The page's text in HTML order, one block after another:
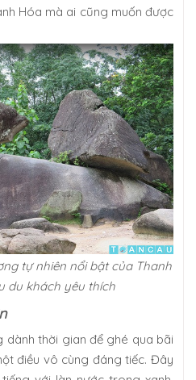
Hóa mà ai cũng muốn được
tự nhiên nổi bật của Thanh
du khách yêu thích
dành thời gian để ghé qua bãi
điều vô cùng đáng tiếc. Đây